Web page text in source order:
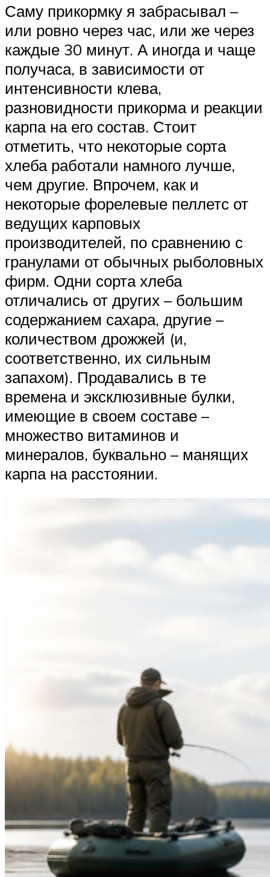
Саму прикормку я забрасывал –
или ровно через час, или же через
каждые 30 минут. А иногда и чаще
получаса, в зависимости от
интенсивности клева,
разновидности прикорма и реакции
карпа на его состав. Стоит
отметить, что некоторые сорта
хлеба работали намного лучше,
чем другие. Впрочем, как и
некоторые форелевые пеллетс от
ведущих карповых
производителей, по сравнению с
гранулами от обычных рыболовных
фирм. Одни сорта хлеба
отличались от других – большим
содержанием сахара, другие –
количеством дрожжей (и,
соответственно, их сильным
запахом). Продавались в те
времена и эксклюзивные булки,
имеющие в своем составе –
множество витаминов и
минералов, буквально – манящих
карпа на расстоянии.